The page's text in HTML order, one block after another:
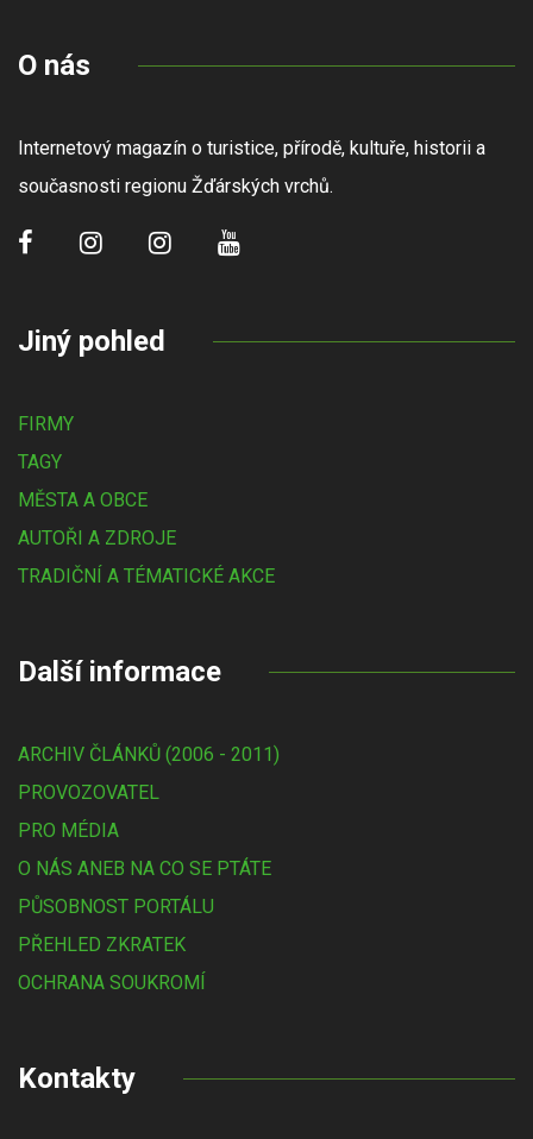
O nás
Internetový magazín o turistice, přírodě, kultuře, historii a
současnosti regionu Žďárských vrchů.
Jiný pohled
FIRMY
TAGY
MĚSTA A OBCE
AUTOŘI A ZDROJE
TRADIČNÍ A TÉMATICKÉ AKCE
Další informace
ARCHIV ČLÁNKŮ (2006 - 2011)
PROVOZOVATEL
PRO MÉDIA
O NÁS ANEB NA CO SE PTÁTE
PŮSOBNOST PORTÁLU
PŘEHLED ZKRATEK
OCHRANA SOUKROMÍ
Kontakty